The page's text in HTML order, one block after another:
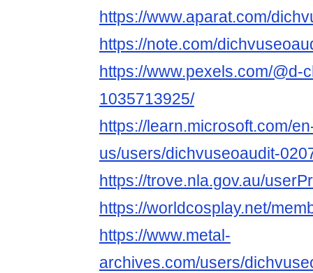
https://www.aparat.com/
https://note.com/
https://www.pexels.com/@d-
1035713925/
https://learn.microsoft.com/
us/users/dichvuseoaudit-
https://trove.nla.gov.au/
https://worldcosplay.net/
https://www.metal-
archives.com/users/